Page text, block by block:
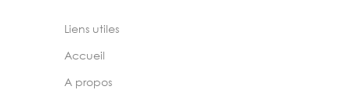
Liens utiles
Accueil
A propos